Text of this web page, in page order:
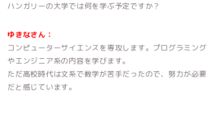
ハンガリーの大学では何を学ぶ予定ですか？
ゆきなさん：
コンピューターサイエンスを専攻します。プログラミング
やエンジニア系の内容を学びます。
ただ高校時代は文系で数学が苦手だったので、努力が必要
だと感じています。